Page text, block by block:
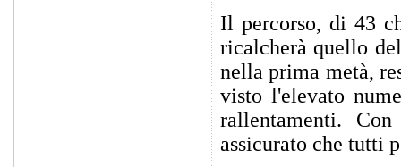
Il percorso, di 43
ricalcherà quello
nella prima metà,
visto l'elevato
rallentamenti.
assicurato che tutti